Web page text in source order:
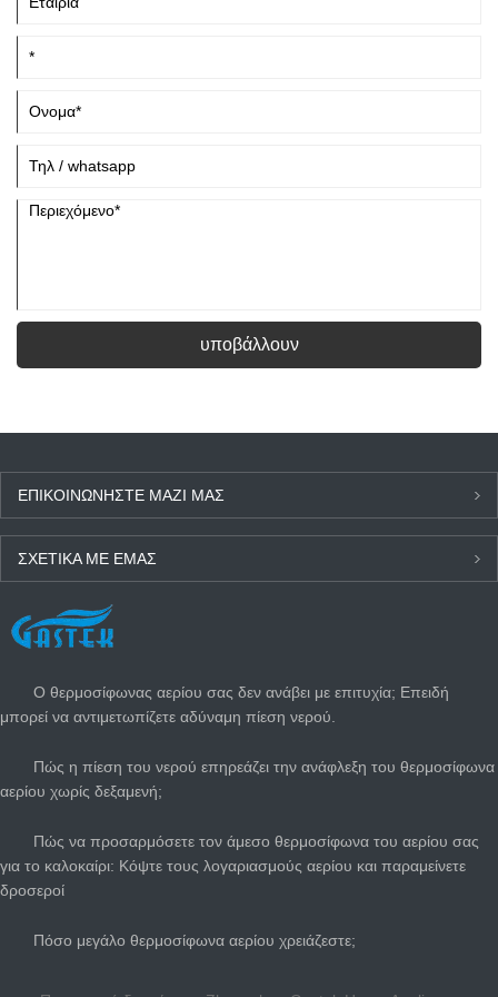
υποβάλλουν
ΕΠΙΚΟΙΝΩΝΉΣΤΕ ΜΑΖΊ ΜΑΣ
ΣΧΕΤΙΚΆ ΜΕ ΕΜΆΣ
ΤΕΛΕΥΤΑΊΑ ΝΈΑ
Ο θερμοσίφωνας αερίου σας δεν ανάβει με επιτυχία; Επειδή
μπορεί να αντιμετωπίζετε αδύναμη πίεση νερού.
Πώς η πίεση του νερού επηρεάζει την ανάφλεξη του θερμοσίφωνα
αερίου χωρίς δεξαμενή;
Πώς να προσαρμόσετε τον άμεσο θερμοσίφωνα του αερίου σας
για το καλοκαίρι: Κόψτε τους λογαριασμούς αερίου και παραμείνετε
δροσεροί
Πόσο μεγάλο θερμοσίφωνα αερίου χρειάζεστε;